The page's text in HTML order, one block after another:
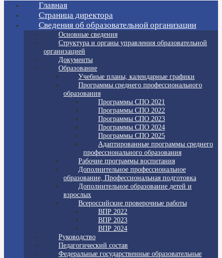
Главная
Страница директора
Сведения об образовательной организации
Основные сведения
Структура и органы управления образовательной
организацией
Документы
Образование
Учебные планы, календарные графики
Программы среднего профессионального
образования
Программы СПО 2021
Программы СПО 2022
Программы СПО 2023
Программы СПО 2024
Программы СПО 2025
Адаптированные программы среднего
профессионального образования
Рабочие программы воспитания
Дополнительное профессиональное
образование, Профессиональная подготовка
Дополнительное образование детей и
взрослых
Всероссийские проверочные работы
ВПР 2022
ВПР 2023
ВПР 2024
Руководство
Педагогический состав
Федеральные государственные образовательные